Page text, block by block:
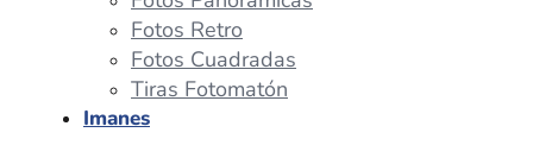
Fotos Retro
Fotos Cuadradas
Tiras Fotomatón
Imanes